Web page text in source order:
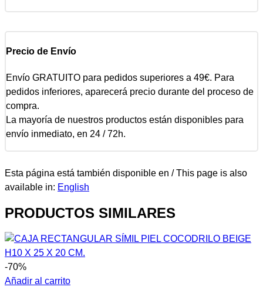
Precio de Envío
Envío GRATUITO para pedidos superiores a 49€. Para
pedidos inferiores, aparecerá precio durante del proceso de
compra.
La mayoría de nuestros productos están disponibles para
envío inmediato, en 24 / 72h.
Esta página está también disponible en / This page is also
available in: English
PRODUCTOS SIMILARES
-70%
Añadir al carrito